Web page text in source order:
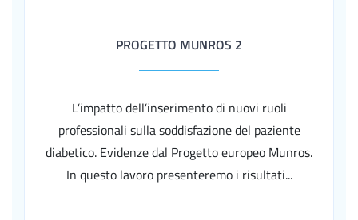
PROGETTO MUNROS 2
L’impatto dell’inserimento di nuovi ruoli
professionali sulla soddisfazione del paziente
diabetico. Evidenze dal Progetto europeo Munros.
In questo lavoro presenteremo i risultati...